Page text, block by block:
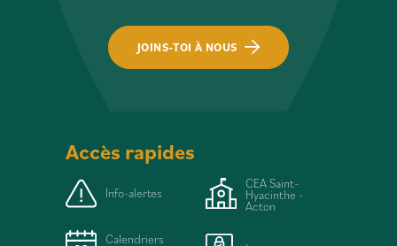
JOINS-TOI À NOUS
Accès rapides
Info-alertes
Calendriers
CEA Saint-
Hyacinthe -
Acton